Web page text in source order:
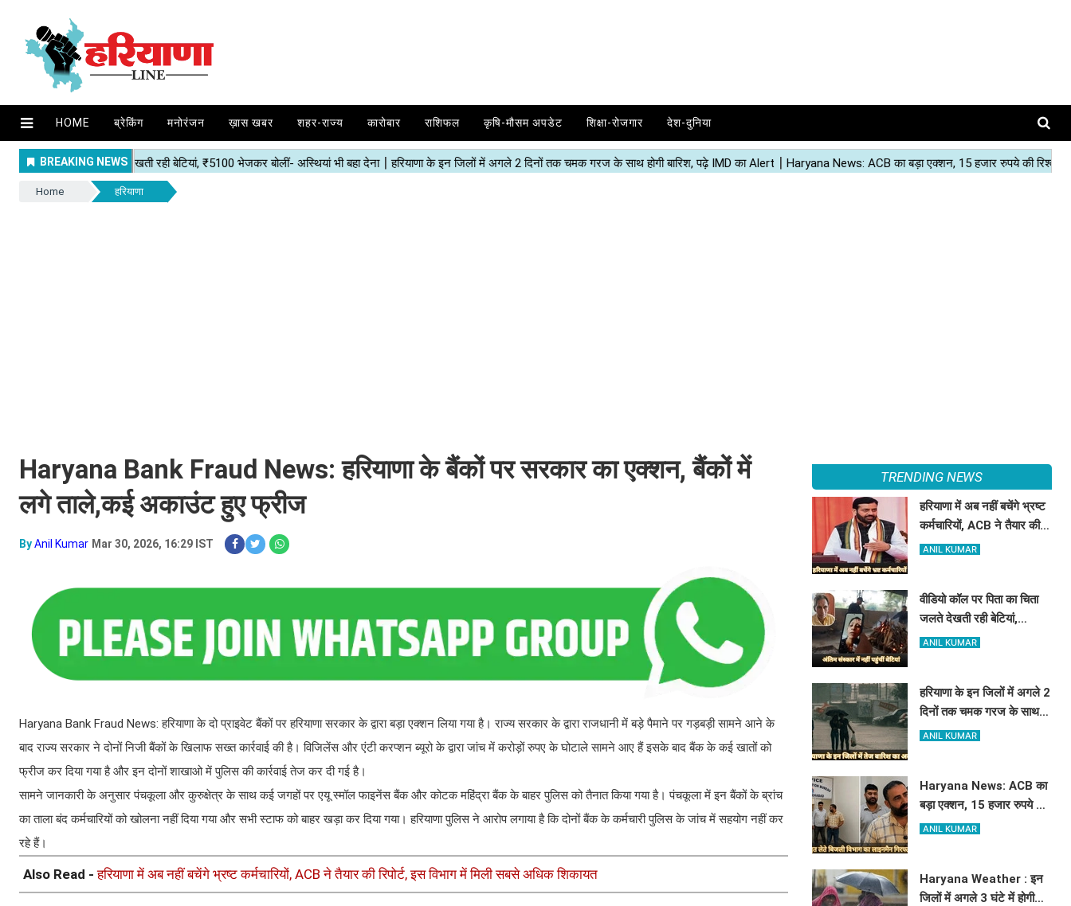
HOME ब्रेकिंग मनोरंजन ख़ास खबर शहर-राज्य कारोबार राशिफल कृषि-मौसम अपडेट शिक्षा-रोजगार देश-दुनिया
Home हरियाणा
Haryana Bank Fraud News: हरियाणा के बैंकों पर सरकार का एक्शन, बैंकों में
लगे ताले,कई अकाउंट हुए फ्रीज
ByAnil Kumar Mar 30, 2026, 16:29 IST
Haryana Bank Fraud News: हरियाणा के दो प्राइवेट बैंकों पर हरियाणा सरकार के द्वारा बड़ा एक्शन लिया गया है। राज्य सरकार के द्वारा राजधानी में बड़े पैमाने पर गड़बड़ी सामने आने के
बाद राज्य सरकार ने दोनों निजी बैंकों के खिलाफ सख्त कार्रवाई की है। विजिलेंस और एंटी करप्शन ब्यूरो के द्वारा जांच में करोड़ों रुपए के घोटाले सामने आए हैं इसके बाद बैंक के कई खातों को
फ्रीज कर दिया गया है और इन दोनों शाखाओ में पुलिस की कार्रवाई तेज कर दी गई है।
सामने जानकारी के अनुसार पंचकूला और कुरुक्षेत्र के साथ कई जगहों पर एयू स्मॉल फाइनेंस बैंक और कोटक महिंद्रा बैंक के बाहर पुलिस को तैनात किया गया है। पंचकूला में इन बैंकों के ब्रांच
का ताला बंद कर्मचारियों को खोलना नहीं दिया गया और सभी स्टाफ को बाहर खड़ा कर दिया गया। हरियाणा पुलिस ने आरोप लगाया है कि दोनों बैंक के कर्मचारी पुलिस के जांच में सहयोग नहीं कर
रहे हैं।
Also Read -हरियाणा में अब नहीं बचेंगे भ्रष्ट कर्मचारियों, ACB ने तैयार की रिपोर्ट, इस विभाग में मिली सबसे अधिक शिकायत
TRENDING NEWS
हरियाणा में अब नहीं बचेंगे भ्रष्ट
कर्मचारियों, ACB ने तैयार की
रिपोर्ट, इस विभाग में मिली सबसे
ANIL KUMAR
वीडियो कॉल पर पिता का चिता
जलते देखती रही बेटियां,
₹5100 भेजकर बोलीं- अस्थियां
ANIL KUMAR
हरियाणा के इन जिलों में अगले 2
दिनों तक चमक गरज के साथ
होगी बारिश, पढ़े IMD का
ANIL KUMAR
Haryana News: ACB का
बड़ा एक्शन, 15 हजार रुपये की
रिश्वत लेते बिजली निगम का
ANIL KUMAR
Haryana Weather : इन
जिलों में अगले 3 घंटे में होगी